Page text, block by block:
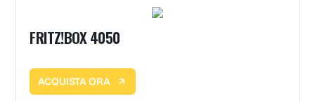
FRITZ!BOX 4050
ACQUISTA ORA